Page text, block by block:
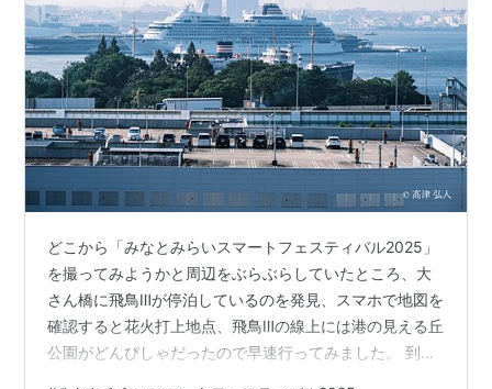
どこから「みなとみらいスマートフェスティバル2025」
を撮ってみようかと周辺をぶらぶらしていたところ、大
さん橋に飛鳥Ⅲが停泊しているのを発見、スマホで地図を
確認すると花火打上地点、飛鳥Ⅲの線上には港の見える丘
公園がどんぴしゃだったので早速行ってみました。 到着